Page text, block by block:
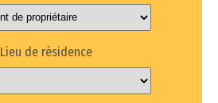
Lieu de résidence